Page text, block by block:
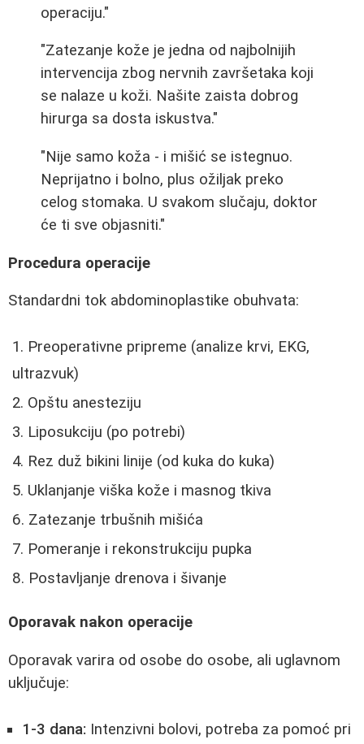
operaciju."
"Zatezanje kože je jedna od najbolnijih
intervencija zbog nervnih završetaka koji
se nalaze u koži. Našite zaista dobrog
hirurga sa dosta iskustva."
"Nije samo koža - i mišić se istegnuo.
Neprijatno i bolno, plus ožiljak preko
celog stomaka. U svakom slučaju, doktor
će ti sve objasniti."
Procedura operacije
Standardni tok abdominoplastike obuhvata:
Preoperativne pripreme (analize krvi, EKG,
ultrazvuk)
Opštu anesteziju
Liposukciju (po potrebi)
Rez duž bikini linije (od kuka do kuka)
Uklanjanje viška kože i masnog tkiva
Zatezanje trbušnih mišića
Pomeranje i rekonstrukciju pupka
Postavljanje drenova i šivanje
Oporavak nakon operacije
Oporavak varira od osobe do osobe, ali uglavnom
uključuje:
1-3 dana: Intenzivni bolovi, potreba za pomoć pri